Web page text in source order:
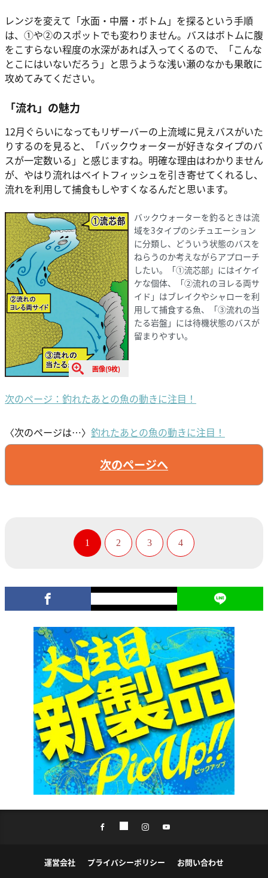
レンジを変えて「水面・中層・ボトム」を探るという手順
は、①や②のスポットでも変わりません。バスはボトムに腹
をこすらない程度の水深があれば入ってくるので、「こんな
とこにはいないだろう」と思うような浅い瀬のなかも果敢に
攻めてみてください。
「流れ」の魅力
12月ぐらいになってもリザーバーの上流域に見えバスがいた
りするのを見ると、「バックウォーターが好きなタイプのバ
スが一定数いる」と感じますね。明確な理由はわかりません
が、やはり流れはベイトフィッシュを引き寄せてくれるし、
流れを利用して捕食もしやすくなるんだと思います。
画像(9枚)
バックウォーターを釣るときは流
域を3タイプのシチュエーション
に分類し、どういう状態のバスを
ねらうのか考えながらアプローチ
したい。「①流芯部」にはイケイ
ケな個体、「②流れのヨレる両サ
イド」はブレイクやシャローを利
用して捕食する魚、「③流れの当
たる岩盤」には待機状態のバスが
留まりやすい。
次のページ：釣れたあとの魚の動きに注目！
〈次のページは…〉 釣れたあとの魚の動きに注目！
次のページへ
1 2 3 4
運営会社 プライバシーポリシー お問い合わせ